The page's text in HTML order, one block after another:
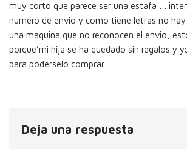
muy corto que parece ser una estafa
numero de envio y como tiene letras no
una maquina que no reconocen el envio,
porque’mi hija se ha quedado sin regalos y
para poderselo comprar
Deja una respuesta